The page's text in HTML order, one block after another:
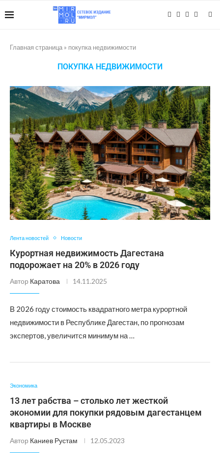
Главная страница » покупка недвижимости
ПОКУПКА НЕДВИЖИМОСТИ
Лента новостей Новости
Курортная недвижимость Дагестана
подорожает на 20% в 2026 году
Автор Каратова 14.11.2025
В 2026 году стоимость квадратного метра курортной
недвижимости в Республике Дагестан, по прогнозам
экспертов, увеличится минимум на …
Экономика
13 лет рабства – столько лет жесткой
экономии для покупки рядовым дагестанцем
квартиры в Москве
Автор Каниев Рустам 12.05.2023